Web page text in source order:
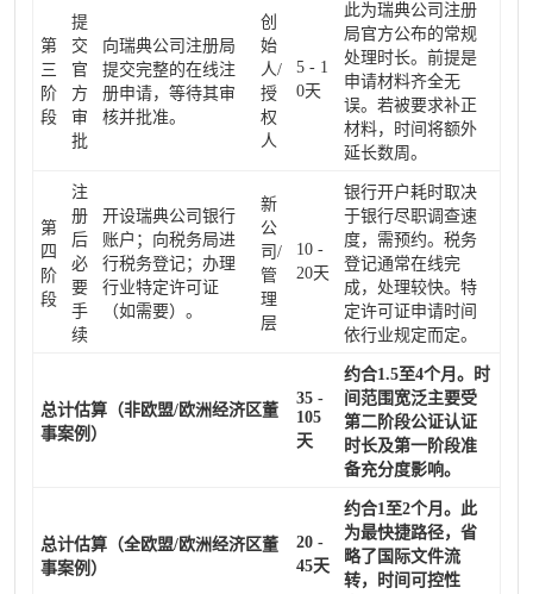
第
三
阶
段
提
交
官
方
审
批
向瑞典公司注册局
提交完整的在线注
册申请，等待其审
核并批准。
创
始
人/
授
权
人
5 - 1
0天
此为瑞典公司注册
局官方公布的常规
处理时长。前提是
申请材料齐全无
误。若被要求补正
材料，时间将额外
延长数周。
第
四
阶
段
注
册
后
必
要
手
续
开设瑞典公司银行
账户；向税务局进
行税务登记；办理
行业特定许可证
（如需要）。
新
公
司/
管
理
层
10 -
20天
银行开户耗时取决
于银行尽职调查速
度，需预约。税务
登记通常在线完
成，处理较快。特
定许可证申请时间
依行业规定而定。
总计估算（非欧盟/欧洲经济区董
事案例）
35 -
105
天
约合1.5至4个月。时
间范围宽泛主要受
第二阶段公证认证
时长及第一阶段准
备充分度影响。
总计估算（全欧盟/欧洲经济区董
事案例）
20 -
45天
约合1至2个月。此
为最快捷路径，省
略了国际文件流
转，时间可控性